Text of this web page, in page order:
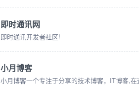
即时通讯网
即时通讯开发者社区!
小月博客
小月博客一个专注于分享的技术博客，IT博客,